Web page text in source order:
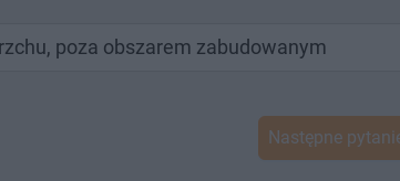
poza obszarem zabudowanym
Następne